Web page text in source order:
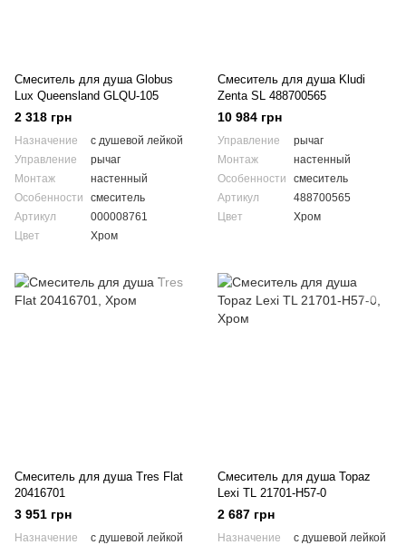
Смеситель для душа Globus
Lux Queensland GLQU-105
2 318 грн
Назначение
с душевой лейкой
Управление
рычаг
Монтаж
настенный
Особенности
смеситель
Артикул
000008761
Цвет
Хром
Смеситель для душа Kludi
Zenta SL 488700565
10 984 грн
Управление
рычаг
Монтаж
настенный
Особенности
смеситель
Артикул
488700565
Цвет
Хром
Смеситель для душа Tres Flat
20416701
3 951 грн
Назначение
с душевой лейкой
Смеситель для душа Topaz
Lexi TL 21701-H57-0
2 687 грн
Назначение
с душевой лейкой